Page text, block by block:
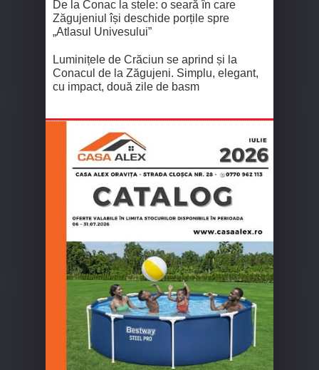
De la Conac la stele: o seară în care
Zăgujeniul își deschide porțile spre
„Atlasul Univesului”
Luminițele de Crăciun se aprind și la
Conacul de la Zăgujeni. Simplu, elegant,
cu impact, două zile de basm